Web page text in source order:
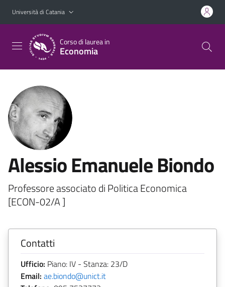
Vai al contenuto principale
Vai al menu di navigazione
Università di Catania
Corso di laurea in
Economia
Alessio Emanuele Biondo
Professore associato di Politica Economica
[ECON-02/A ]
Contatti
Ufficio: Piano: IV - Stanza: 23/D
Email: ae.biondo@unict.it